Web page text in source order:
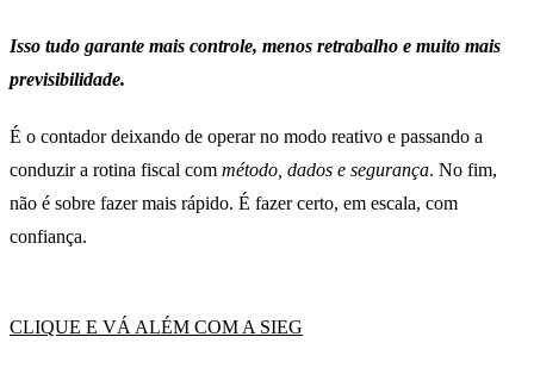
Isso tudo garante mais controle, menos retrabalho e muito mais
previsibilidade.
É o contador deixando de operar no modo reativo e passando a
conduzir a rotina fiscal com método, dados e segurança. No fim,
não é sobre fazer mais rápido. É fazer certo, em escala, com
confiança.
CLIQUE E VÁ ALÉM COM A SIEG